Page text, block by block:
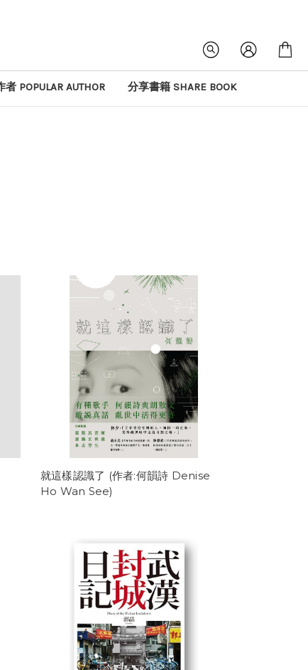
者 POPULAR AUTHOR 分享書籍 SHARE BOOK
就這樣認識了 (作者:何韻詩 Denise
Ho Wan See)